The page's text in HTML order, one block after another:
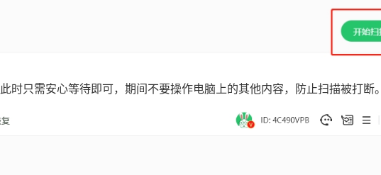
时只需安心等待即可，期间不要操作电脑上的其他内容，防止扫描被打断。